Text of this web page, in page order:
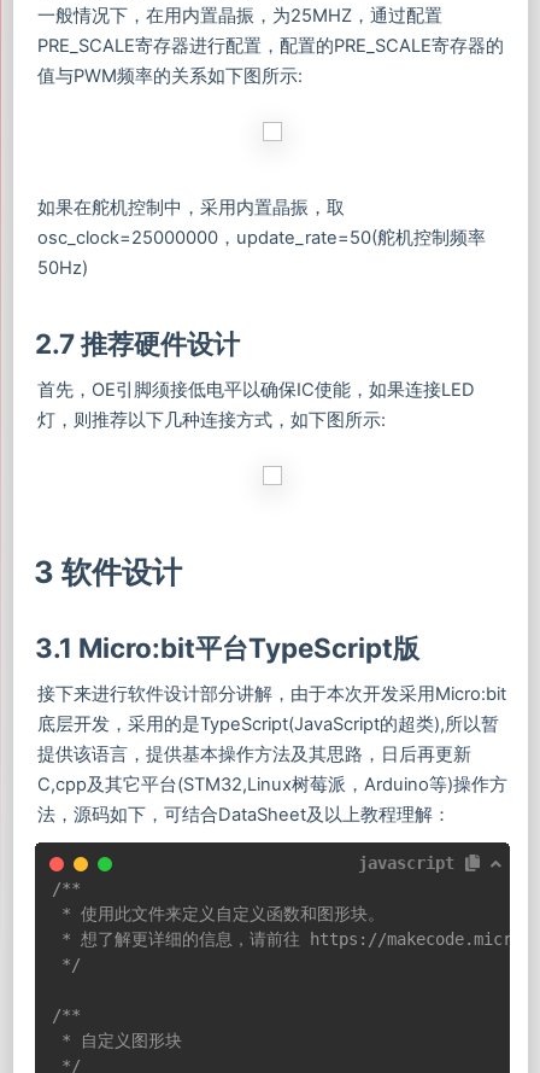
一般情况下，在用内置晶振，为25MHZ，通过配置
PRE_SCALE寄存器进行配置，配置的PRE_SCALE寄存器的
值与PWM频率的关系如下图所示:
如果在舵机控制中，采用内置晶振，取
osc_clock=25000000，update_rate=50(舵机控制频率
50Hz)
2.7 推荐硬件设计
首先，OE引脚须接低电平以确保IC使能，如果连接LED
灯，则推荐以下几种连接方式，如下图所示:
3 软件设计
3.1 Micro:bit平台TypeScript版
接下来进行软件设计部分讲解，由于本次开发采用Micro:bit
底层开发，采用的是TypeScript(JavaScript的超类),所以暂
提供该语言，提供基本操作方法及其思路，日后再更新
C,cpp及其它平台(STM32,Linux树莓派，Arduino等)操作方
法，源码如下，可结合DataSheet及以上教程理解：
javascript
/**
* 使用此文件来定义自定义函数和图形块。
* 想了解更详细的信息，请前往 https://
*/
/**
* 自定义图形块
*/